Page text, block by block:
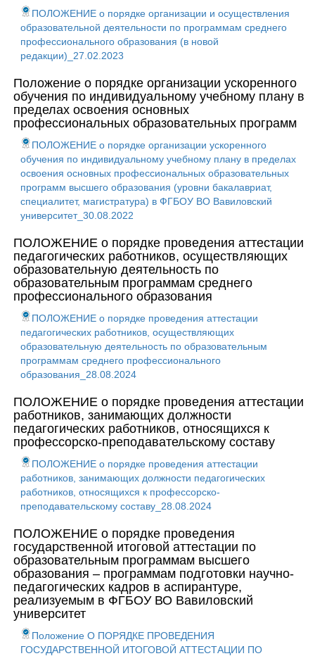
ПОЛОЖЕНИЕ о порядке организации и осуществления
образовательной деятельности по программам среднего
профессионального образования (в новой
редакции)_27.02.2023
Положение о порядке организации ускоренного
обучения по индивидуальному учебному плану в
пределах освоения основных
профессиональных образовательных программ
ПОЛОЖЕНИЕ о порядке организации ускоренного
обучения по индивидуальному учебному плану в пределах
освоения основных профессиональных образовательных
программ высшего образования (уровни бакалавриат,
специалитет, магистратура) в ФГБОУ ВО Вавиловский
университет_30.08.2022
ПОЛОЖЕНИЕ о порядке проведения аттестации
педагогических работников, осуществляющих
образовательную деятельность по
образовательным программам среднего
профессионального образования
ПОЛОЖЕНИЕ о порядке проведения аттестации
педагогических работников, осуществляющих
образовательную деятельность по образовательным
программам среднего профессионального
образования_28.08.2024
ПОЛОЖЕНИЕ о порядке проведения аттестации
работников, занимающих должности
педагогических работников, относящихся к
профессорско-преподавательскому составу
ПОЛОЖЕНИЕ о порядке проведения аттестации
работников, занимающих должности педагогических
работников, относящихся к профессорско-
преподавательскому составу_28.08.2024
ПОЛОЖЕНИЕ о порядке проведения
государственной итоговой аттестации по
образовательным программам высшего
образования – программам подготовки научно-
педагогических кадров в аспирантуре,
реализуемым в ФГБОУ ВО Вавиловский
университет
Положение О ПОРЯДКЕ ПРОВЕДЕНИЯ
ГОСУДАРСТВЕННОЙ ИТОГОВОЙ АТТЕСТАЦИИ ПО